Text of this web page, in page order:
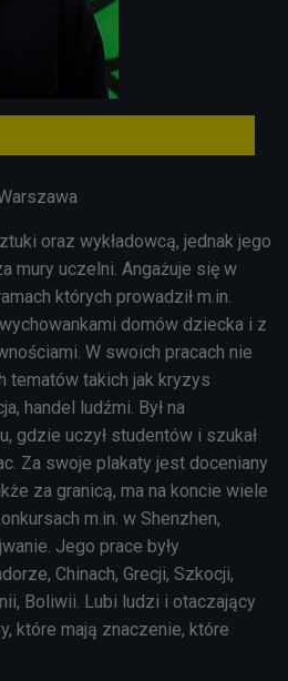
oraz wykładowcą, jednak jego
mury uczelni. Angażuje się w
których prowadził m.in.
domów dziecka i z
W swoich pracach nie
tematów takich jak kryzys
handel ludźmi. Był na
gdzie uczył studentów i szukał
Za swoje plakaty jest doceniany
za granicą, ma na koncie wiele
m.in. w Shenzhen,
Jego prace były
Chinach, Grecji, Szkocji,
Boliwii. Lubi ludzi i otaczający
które mają znaczenie, które